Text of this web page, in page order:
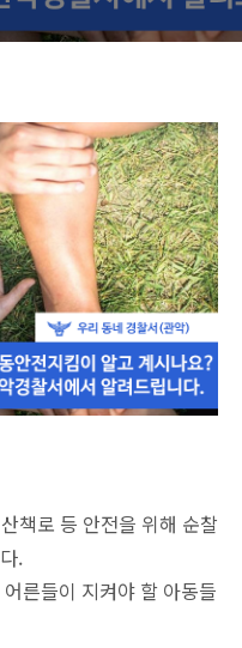
책로 등 안전을 위해 순찰
.
른들이 지켜야 할 아동들